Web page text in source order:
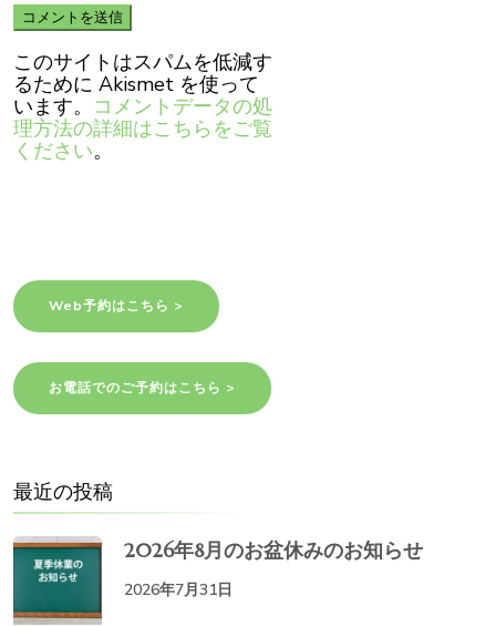
このサイトはスパムを低減す
るために Akismet を使って
います。 コメントデータの処
理方法の詳細はこちらをご覧
ください。
Web予約はこちら >
お電話でのご予約はこちら >
最近の投稿
2026年8月のお盆休みのお知らせ
2026年7月31日